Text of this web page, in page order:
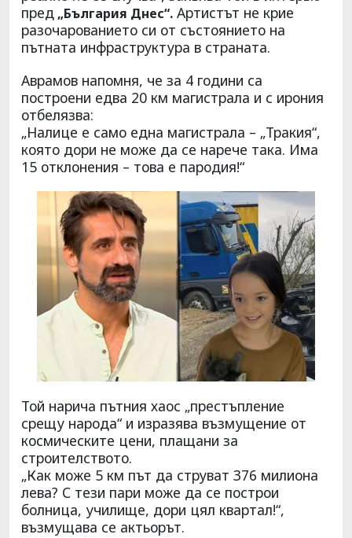
пред „България Днес“. Артистът не крие
разочарованието си от състоянието на
пътната инфраструктура в страната.
Аврамов напомня, че за 4 години са
построени едва 20 км магистрала и с ирония
отбелязва:
„Налице е само една магистрала – „Тракия“,
която дори не може да се нарече така. Има
15 отклонения – това е пародия!“
Той нарича пътния хаос „престъпление
срещу народа“ и изразява възмущение от
космическите цени, плащани за
строителството.
„Как може 5 км път да струват 376 милиона
лева? С тези пари може да се построи
болница, училище, дори цял квартал!“,
възмущава се актьорът.